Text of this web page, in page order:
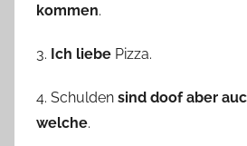
kommen.
3. Ich liebe Pizza.
4. Schulden sind doof aber
welche.